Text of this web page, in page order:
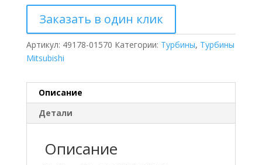
Заказать в один клик
Артикул: 49178-01570 Категории: Турбины, Турбины
Mitsubishi
Описание
Детали
Описание